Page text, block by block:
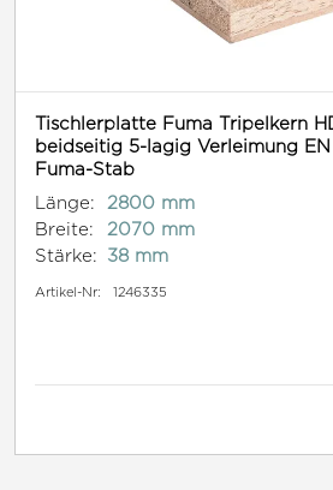
Tischlerplatte Fuma Tripelkern
beidseitig 5-lagig Verleimung
Fuma-Stab
Länge:
2800 mm
Breite:
2070 mm
Stärke:
38 mm
Artikel-Nr: 1246335